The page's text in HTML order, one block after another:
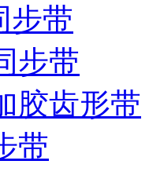
步带
步带
胶齿形带
带